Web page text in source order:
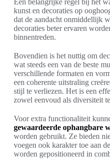
Een belangrijke regel bij het
kunst en decoraties op
dat de aandacht onmiddellijk
decoraties beter ervaren
binnentreden.
Bovendien is het nuttig om
wat steeds een van de beste
verschillende formaten en
een coherente uitstraling
stijl te verliezen. Het is een
zowel eenvoud als diversiteit
Voor extra functionaliteit
gewaardeerde ophangbare
worden gebruikt. Ze bieden
voegen ook karakter toe aan
worden gepositioneerd in